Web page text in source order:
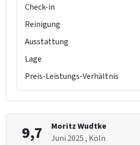
Check-in
Reinigung
Ausstattung
Lage
Preis-Leistungs-Verhältnis
9,7
Moritz Wudtke
Juni 2025, Köln